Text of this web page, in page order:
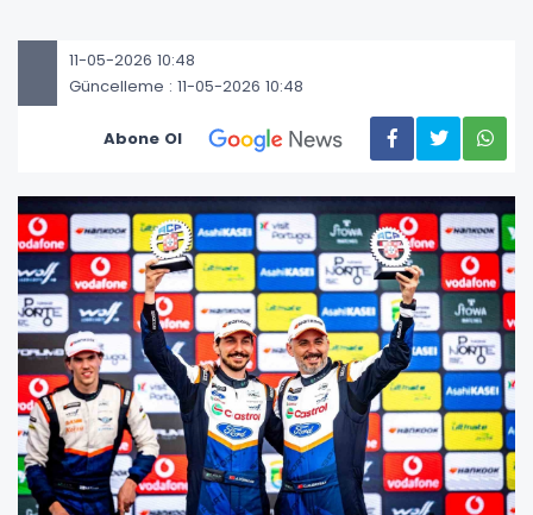
11-05-2026 10:48
Güncelleme : 11-05-2026 10:48
Abone Ol